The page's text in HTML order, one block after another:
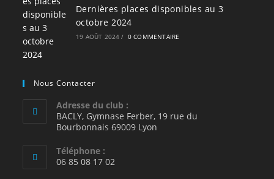
Dernières places disponibles au 3
octobre 2024
19 AOÛT 2024 / 0 COMMENTAIRE
Nous Contacter
Adresse du club :
BACLY, Gymnase Ferber, 19 rue du
Bourbonnais 69009 Lyon
Téléphone :
06 85 08 17 02